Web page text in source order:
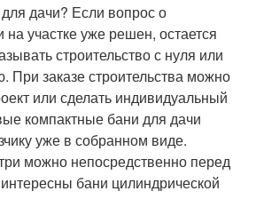
дачи? Если вопрос о
участке уже решен, остается
строительство с нуля или
При заказе строительства можно
или сделать индивидуальный
компактные бани для дачи
уже в собранном виде.
можно непосредственно перед
бани цилиндрической